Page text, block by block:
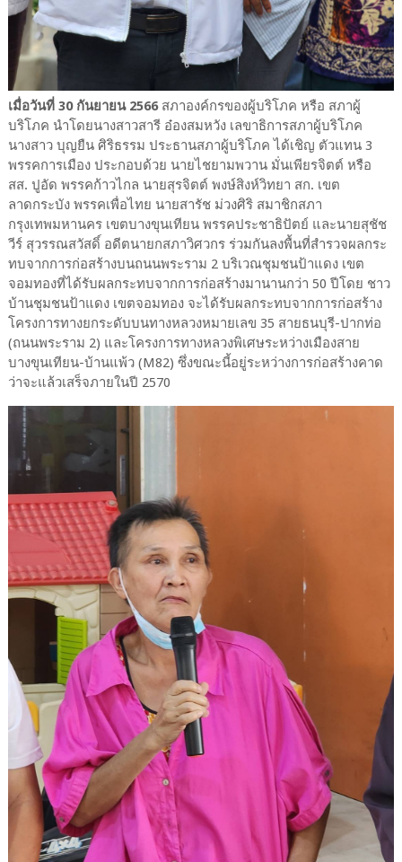
เมื่อวันที่ 30 กันยายน 2566สภาองค์กรของผู้บริโภค หรือ สภาผู้
บริโภค นำโดยนางสาวสารี อ๋องสมหวัง เลขาธิการสภาผู้บริโภค
นางสาว บุญยืน ศิริธรรม ประธานสภาผู้บริโภค ได้เชิญ ตัวแทน 3
พรรคการเมือง ประกอบด้วย นายไชยามพวาน มั่นเพียรจิตต์ หรือ
สส. ปูอัด พรรคก้าวไกล นายสุรจิตต์ พงษ์สิงห์วิทยา สก. เขต
ลาดกระบัง พรรคเพื่อไทย นายสารัช ม่วงศิริ สมาชิกสภา
กรุงเทพมหานคร เขตบางขุนเทียน พรรคประชาธิปัตย์ และนายสุชัช
วีร์ สุวรรณสวัสดิ์ อดีตนายกสภาวิศวกร ร่วมกันลงพื้นที่สำรวจผลกระ
ทบจากการก่อสร้างบนถนนพระราม 2 บริเวณชุมชนป้าแดง เขต
จอมทองที่ได้รับผลกระทบจากการก่อสร้างมานานกว่า 50 ปีโดย ชาว
บ้านชุมชนป้าแดง เขตจอมทอง จะได้รับผลกระทบจากการก่อสร้าง
โครงการทางยกระดับบนทางหลวงหมายเลข 35 สายธนบุรี-ปากท่อ
(ถนนพระราม 2) และโครงการทางหลวงพิเศษระหว่างเมืองสาย
บางขุนเทียน-บ้านแพ้ว (M82) ซึ่งขณะนี้อยู่ระหว่างการก่อสร้างคาด
ว่าจะแล้วเสร็จภายในปี 2570